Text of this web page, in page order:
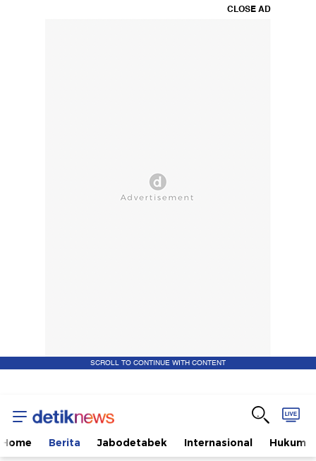
CLOSE AD
SCROLL TO CONTINUE WITH CONTENT
Home Berita Jabodetabek Internasional Hukum